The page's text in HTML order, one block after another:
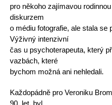
pro někoho zajímavou
diskurzem
o médiu fotografie, ale stala se
Výživný intenzivní
čas u psychoterapeuta, který
vazbách, které
bychom možná ani nehledali.
Každopádně pro Veroniku
90. let, byl